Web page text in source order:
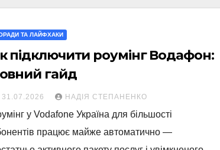
ТА ЛАЙФХАКИ
підключити роумінг Водафон:
гайд
31.07.2026 НАДІЯ СТЕПАНЕНКО
у Vodafone Україна для більшості
працює майже автоматично —